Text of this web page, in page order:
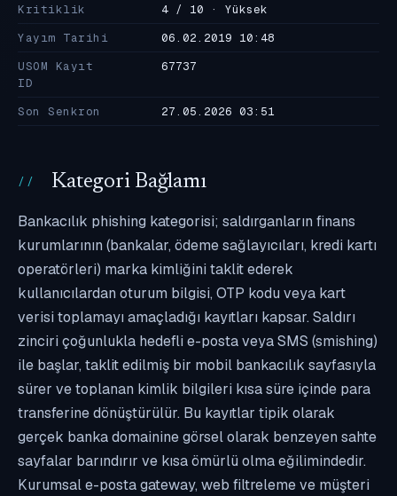
Kritiklik
4 / 10 · Yüksek
Yayım Tarihi
06.02.2019 10:48
USOM Kayıt
ID
67737
Son Senkron 27.05.2026 03:51
Kategori Bağlamı
Bankacılık phishing kategorisi; saldırganların finans
kurumlarının (bankalar, ödeme sağlayıcıları, kredi kartı
operatörleri) marka kimliğini taklit ederek
kullanıcılardan oturum bilgisi, OTP kodu veya kart
verisi toplamayı amaçladığı kayıtları kapsar. Saldırı
zinciri çoğunlukla hedefli e-posta veya SMS (smishing)
ile başlar, taklit edilmiş bir mobil bankacılık sayfasıyla
sürer ve toplanan kimlik bilgileri kısa süre içinde para
transferine dönüştürülür. Bu kayıtlar tipik olarak
gerçek banka domainine görsel olarak benzeyen sahte
sayfalar barındırır ve kısa ömürlü olma eğilimindedir.
Kurumsal e-posta gateway, web filtreleme ve müşteri